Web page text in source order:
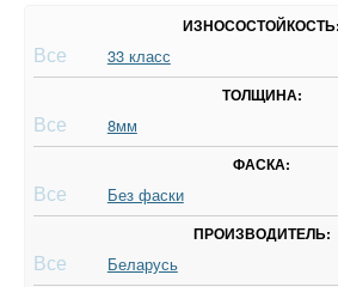
ИЗНОСОСТОЙКОСТЬ:
Все 33 класс
ТОЛЩИНА:
Все 8мм
ФАСКА:
Все Без фаски
ПРОИЗВОДИТЕЛЬ:
Все Беларусь